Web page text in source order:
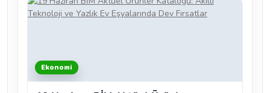
Ekonomi